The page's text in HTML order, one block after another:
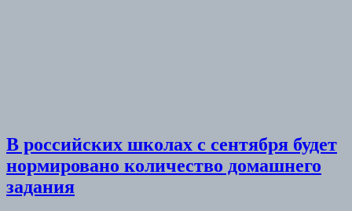
В российских школах с сентября будет
нормировано количество домашнего
задания